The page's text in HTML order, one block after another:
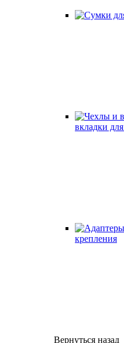
вкладки
крепления
Вернуться назад